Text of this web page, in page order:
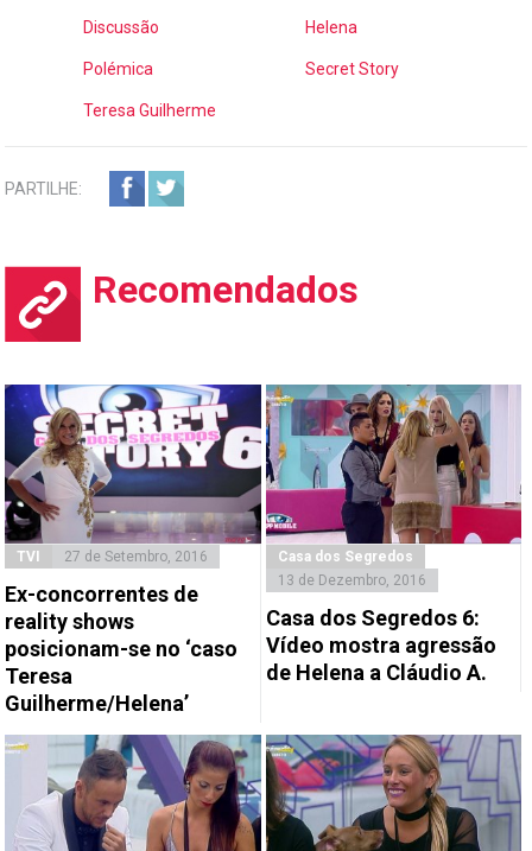
Discussão Helena
Polémica Secret Story
Teresa Guilherme
PARTILHE:
Recomendados
TVI 27 de Setembro, 2016
Ex-concorrentes de
reality shows
posicionam-se no ‘caso
Teresa
Guilherme/Helena’
Casa dos Segredos
13 de Dezembro, 2016
Casa dos Segredos 6:
Vídeo mostra agressão
de Helena a Cláudio A.